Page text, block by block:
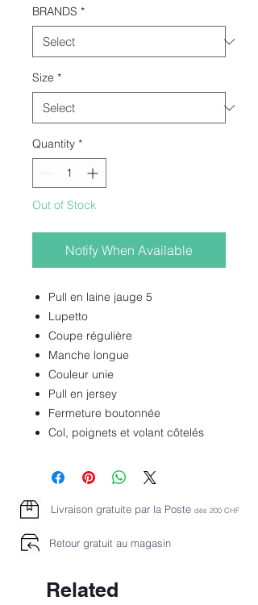
BRANDS *
Size *
Quantity *
Out of Stock
Notify When Available
Pull en laine jauge 5
Lupetto
Coupe régulière
Manche longue
Couleur unie
Pull en jersey
Fermeture boutonnée
Col, poignets et volant côtelés
Livraison gratuite par la Poste dès 200 CHF
Retour gratuit au magasin
Related